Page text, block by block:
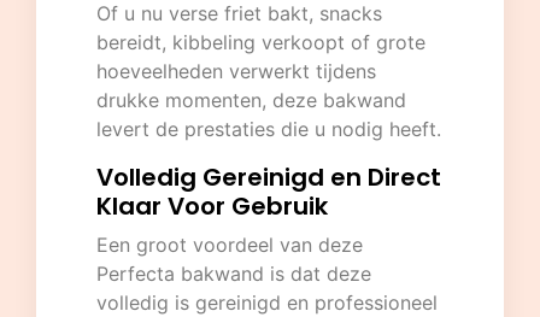
Of u nu verse friet bakt, snacks
bereidt, kibbeling verkoopt of grote
hoeveelheden verwerkt tijdens
drukke momenten, deze bakwand
levert de prestaties die u nodig heeft.
Volledig Gereinigd en Direct
Klaar Voor Gebruik
Een groot voordeel van deze
Perfecta bakwand is dat deze
volledig is gereinigd en professioneel